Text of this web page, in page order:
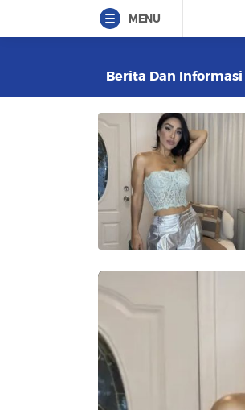
MENU
Berita Dan